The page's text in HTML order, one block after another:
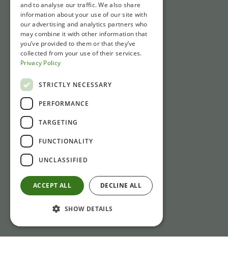
Schnell zu
Tickets
Öffnungszeiten
Wegbeschreibung und Parken
Kontakt
Gasthuisstraat 1
6981 CP Doesburg
+31 (0)313 471410
info@laliquemuseum.nl
and to analyse our traffic. We also share
information about your use of our site with
our advertising and analytics partners who
may combine it with other information that
you’ve provided to them or that they’ve
collected from your use of their services.
Privacy Policy
STRICTLY NECESSARY
PERFORMANCE
TARGETING
FUNCTIONALITY
UNCLASSIFIED
ACCEPT ALL DECLINE ALL
SHOW DETAILS